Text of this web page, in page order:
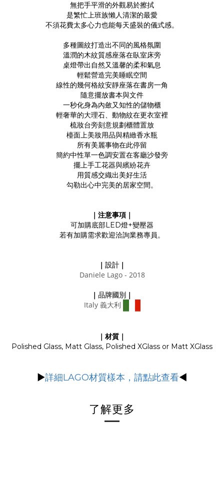
無把手平滑的外觀易於擦拭
是繁忙上班族懶人清潔的最愛
不須花費太多心力也能每天盛裝的儀式感。
多種圖紋打造出不同的風格氛圍
溫潤的木紋質感座落在臥室床旁
桌燈帶出自然又溫馨的柔和氣息
輕鬆營造完美睡眠空間
線性的幾何格紋安靜座落在書房一角
隨意擺放書本與文件
一秒化身為內斂又知性的儲物櫃
輕奢華的大理石、動物紋在更衣室裡
梳妝台旁刻意規劃櫃體置放
檯面上美妝用品與精緻香水瓶
所有美麗事物在此停留
簡約中性單一色調安置在客廳沙發旁
擺上手工花器與繽紛花卉
用質感交織出美好生活
勾勒出心中完美的居家空間。
｜注意事項｜
可加購底部LED燈+變壓器
若有加購需求歡迎洽詢業務專員。
｜ 設計 ｜
Daniele Lago - 2018
｜ 品牌國別 ｜
Italy 義大利
｜材質｜
Polished Glass, Matt Glass, Polished XGlass or Matt XGlass
▶詳細LAGO材質樣本，請點此查看◀
了解更多